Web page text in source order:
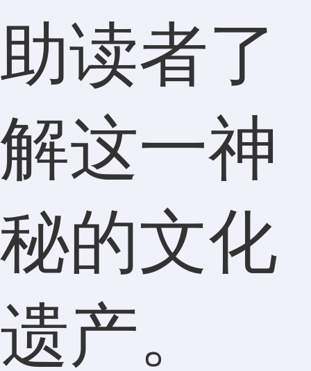
助读者了
解这一神
秘的文化
遗产。